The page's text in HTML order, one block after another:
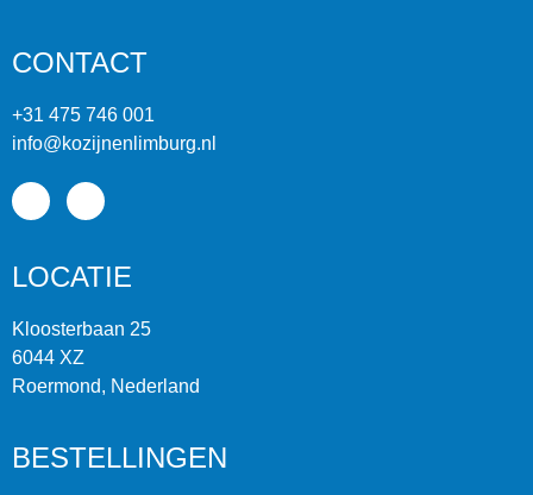
CONTACT
+31 475 746 001
info@kozijnenlimburg.nl
LOCATIE
Kloosterbaan 25
6044 XZ
Roermond, Nederland
BESTELLINGEN